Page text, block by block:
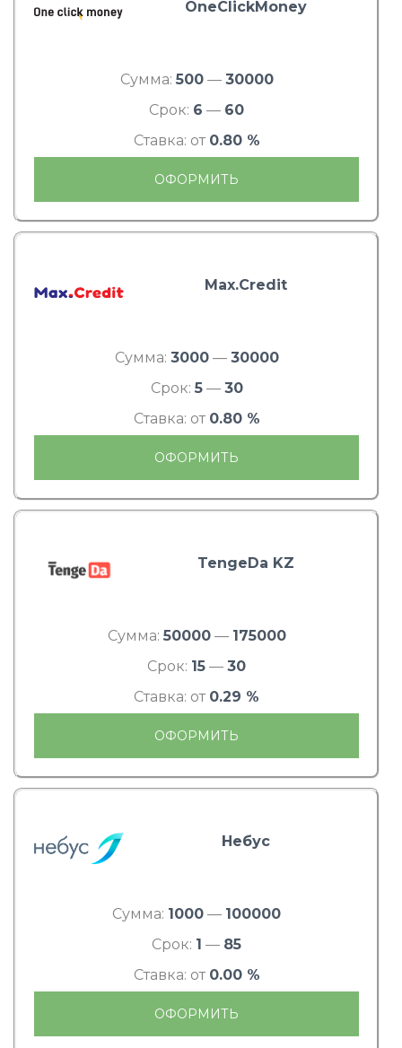
OneClickMoney
Сумма: 500— 30000
Срок: 6 — 60
Ставка: от 0.80 %
ОФОРМИТЬ
Max.Credit
Сумма: 3000— 30000
Срок: 5— 30
Ставка: от 0.80 %
ОФОРМИТЬ
TengeDa KZ
Сумма: 50000— 175000
Срок: 15 — 30
Ставка: от 0.29 %
ОФОРМИТЬ
Небус
Сумма: 1000 — 100000
Срок: 1 — 85
Ставка: от 0.00 %
ОФОРМИТЬ